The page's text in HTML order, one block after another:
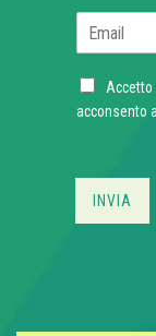
l
C
h
Accetto
acconsento
INVIA